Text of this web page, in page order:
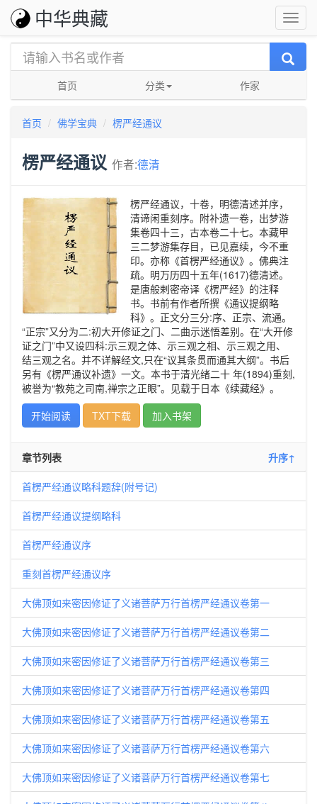
中华典藏
首页 分类 作家
首页 佛学宝典 楞严经通议
楞严经通议 作者:德清
楞严经通议，十卷，明德清述并序，
清谛闲重刻序。附补遗一卷，出梦游
集卷四十三，古本卷二十七。本藏甲
三二梦游集存目，已见嘉续，今不重
印。亦称《首楞严经通议》。佛典注
疏。明万历四十五年(1617)德清述。
是唐般剌密帝译《楞严经》的注释
书。书前有作者所撰《通议提纲略
科》。正文分三分:序、正宗、流通。
“正宗”又分为二:初大开修证之门、二曲示迷悟差别。在“大开修
证之门”中又设四科:示三观之体、示三观之相、示三观之用、
结三观之名。并不详解经文,只在“议其条贯而通其大纲”。书后
另有《楞严通议补遗》一文。本书于清光绪二十 年(1894)重刻,
被誉为“教苑之司南,禅宗之正眼”。见载于日本《续藏经》。
开始阅读
TXT下载 加入书架
章节列表 升序↑
首楞严经通议略科题辞(附号记)
首楞严经通议提纲略科
首楞严经通议序
重刻首楞严经通议序
大佛顶如来密因修证了义诸菩萨万行首楞严经通议卷第一
大佛顶如来密因修证了义诸菩萨万行首楞严经通议卷第二
大佛顶如来密因修证了义诸菩萨万行首楞严经通议卷第三
大佛顶如来密因修证了义诸菩萨万行首楞严经通议卷第四
大佛顶如来密因修证了义诸菩萨万行首楞严经通议卷第五
大佛顶如来密因修证了义诸菩萨万行首楞严经通议卷第六
大佛顶如来密因修证了义诸菩萨万行首楞严经通议卷第七